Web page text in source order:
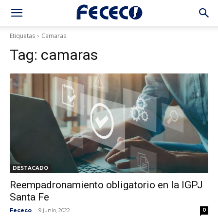
Etiquetas Camaras
Tag: camaras
DESTACADO
Reempadronamiento obligatorio en la IGPJ
Santa Fe
Fececo - 9 junio, 2022 0